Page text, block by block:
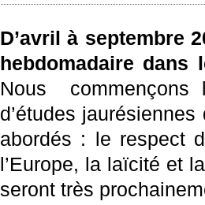
D’avril à septembre
hebdomadaire
Nous
d’études
abordés : le respect
l’Europe, la laïcité et
seront très